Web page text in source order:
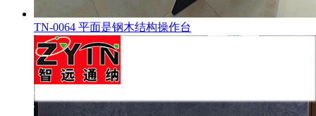
TN-0064 平面是钢木结构操作台